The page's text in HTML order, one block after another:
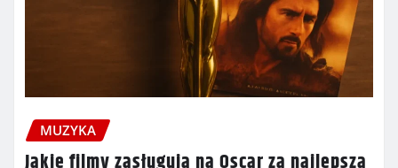
MUZYKA